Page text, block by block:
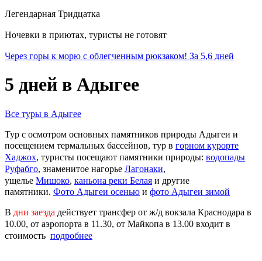
Легендарная Тридцатка
Ночевки в приютах, туристы не готовят
Через горы к морю с облегченным рюкзаком! За 5,6 дней
5 дней в Адыгее
Все туры в Адыгее
Тур с осмотром основных памятников природы Адыгеи и
посещением термальных бассейнов, тур в горном курорте
Хаджох, туристы посещают памятники природы: водопады
Руфабго, знаменитое нагорье Лагонаки,
ущелье Мишоко, каньона реки Белая и другие
памятники. Фото Адыгеи осенью и фото Адыгеи зимой
В дни заезда действует трансфер от ж/д вокзала Краснодара в
10.00, от аэропорта в 11.30, от Майкопа в 13.00 входит в
стоимость подробнее